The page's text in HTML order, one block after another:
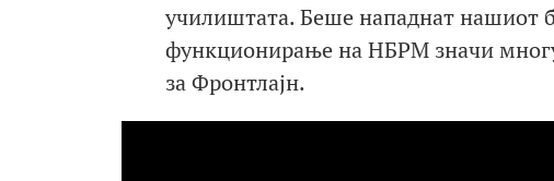
училиштата. Беше нападнат нашиот
функционирање на НБРМ значи
за Фронтлајн.